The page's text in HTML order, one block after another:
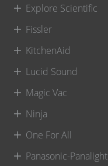
Explore Scientific
Fissler
KitchenAid
Lucid Sound
Magic Vac
Ninja
One For All
Panasonic-Panalight